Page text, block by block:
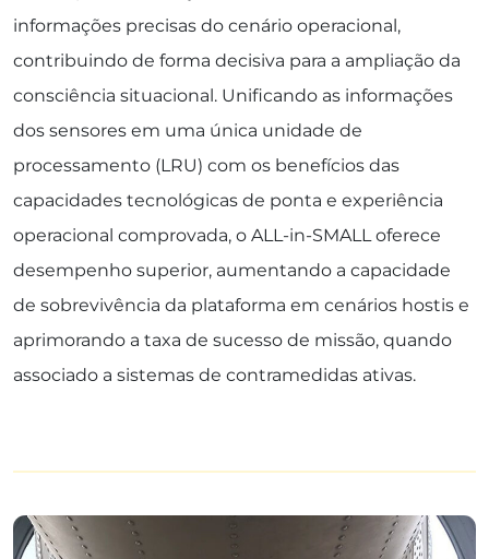
informações precisas do cenário operacional,
contribuindo de forma decisiva para a ampliação da
consciência situacional. Unificando as informações
dos sensores em uma única unidade de
processamento (LRU) com os benefícios das
capacidades tecnológicas de ponta e experiência
operacional comprovada, o ALL-in-SMALL oferece
desempenho superior, aumentando a capacidade
de sobrevivência da plataforma em cenários hostis e
aprimorando a taxa de sucesso de missão, quando
associado a sistemas de contramedidas ativas.